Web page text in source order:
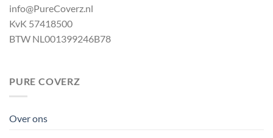
info@PureCoverz.nl
KvK 57418500
BTW NL001399246B78
PURE COVERZ
Over ons